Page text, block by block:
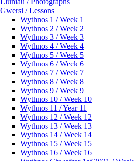
Gwersi / Lessons
Wythnos 1 / Week 1
Wythnos 2 / Week 2
Wythnos 3 / Week 3
Wythnos 4 / Week 4
Wythnos 5 / Week 5
Wythnos 6 / Week 6
Wythnos 7 / Week 7
Wythnos 8 / Week 8
Wythnos 9 / Week 9
Wythnos 10 / Week 10
Wythnos 11 / Year 11
Wythnos 12 / Week 12
Wythnos 13 / Week 13
Wythnos 14 / Week 14
Wythnos 15 / Week 15
Wythnos 16 / Week 16